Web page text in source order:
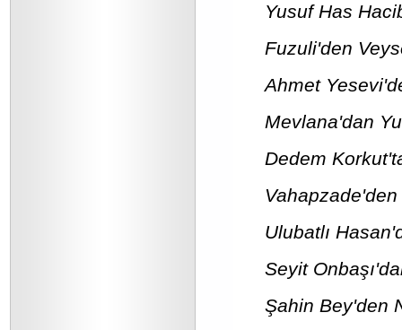
Yusuf Has
Fuzuli'den
Ahmet
Mevlana'dan
Dedem
Ulubatlı
Seyit
Şahin Bey'den